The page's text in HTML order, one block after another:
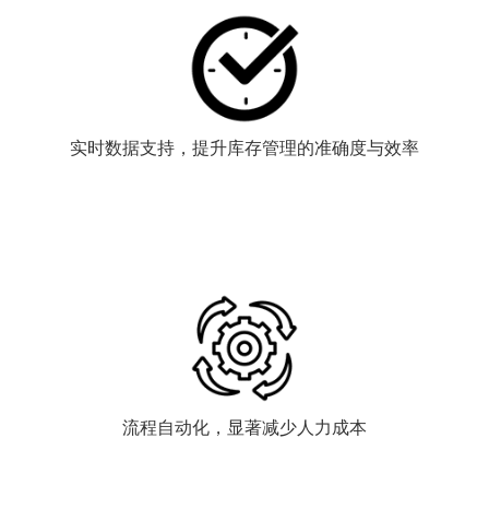
实时数据支持，提升库存管理的准确度与效率
流程自动化，显著减少人力成本